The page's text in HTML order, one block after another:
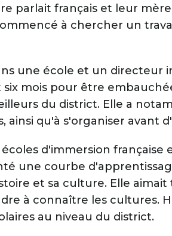
parlait français et leur
à chercher un
une école et un directeur
mois pour être
du district. Elle a
ainsi qu'à s'organiser avant
écoles d'immersion
une courbe
et sa culture. Elle aimait
à connaître les cultures.
au niveau du district.